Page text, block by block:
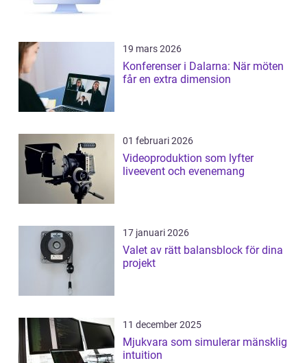
19 mars 2026
Konferenser i Dalarna: När möten
får en extra dimension
01 februari 2026
Videoproduktion som lyfter
liveevent och evenemang
17 januari 2026
Valet av rätt balansblock för dina
projekt
11 december 2025
Mjukvara som simulerar mänsklig
intuition